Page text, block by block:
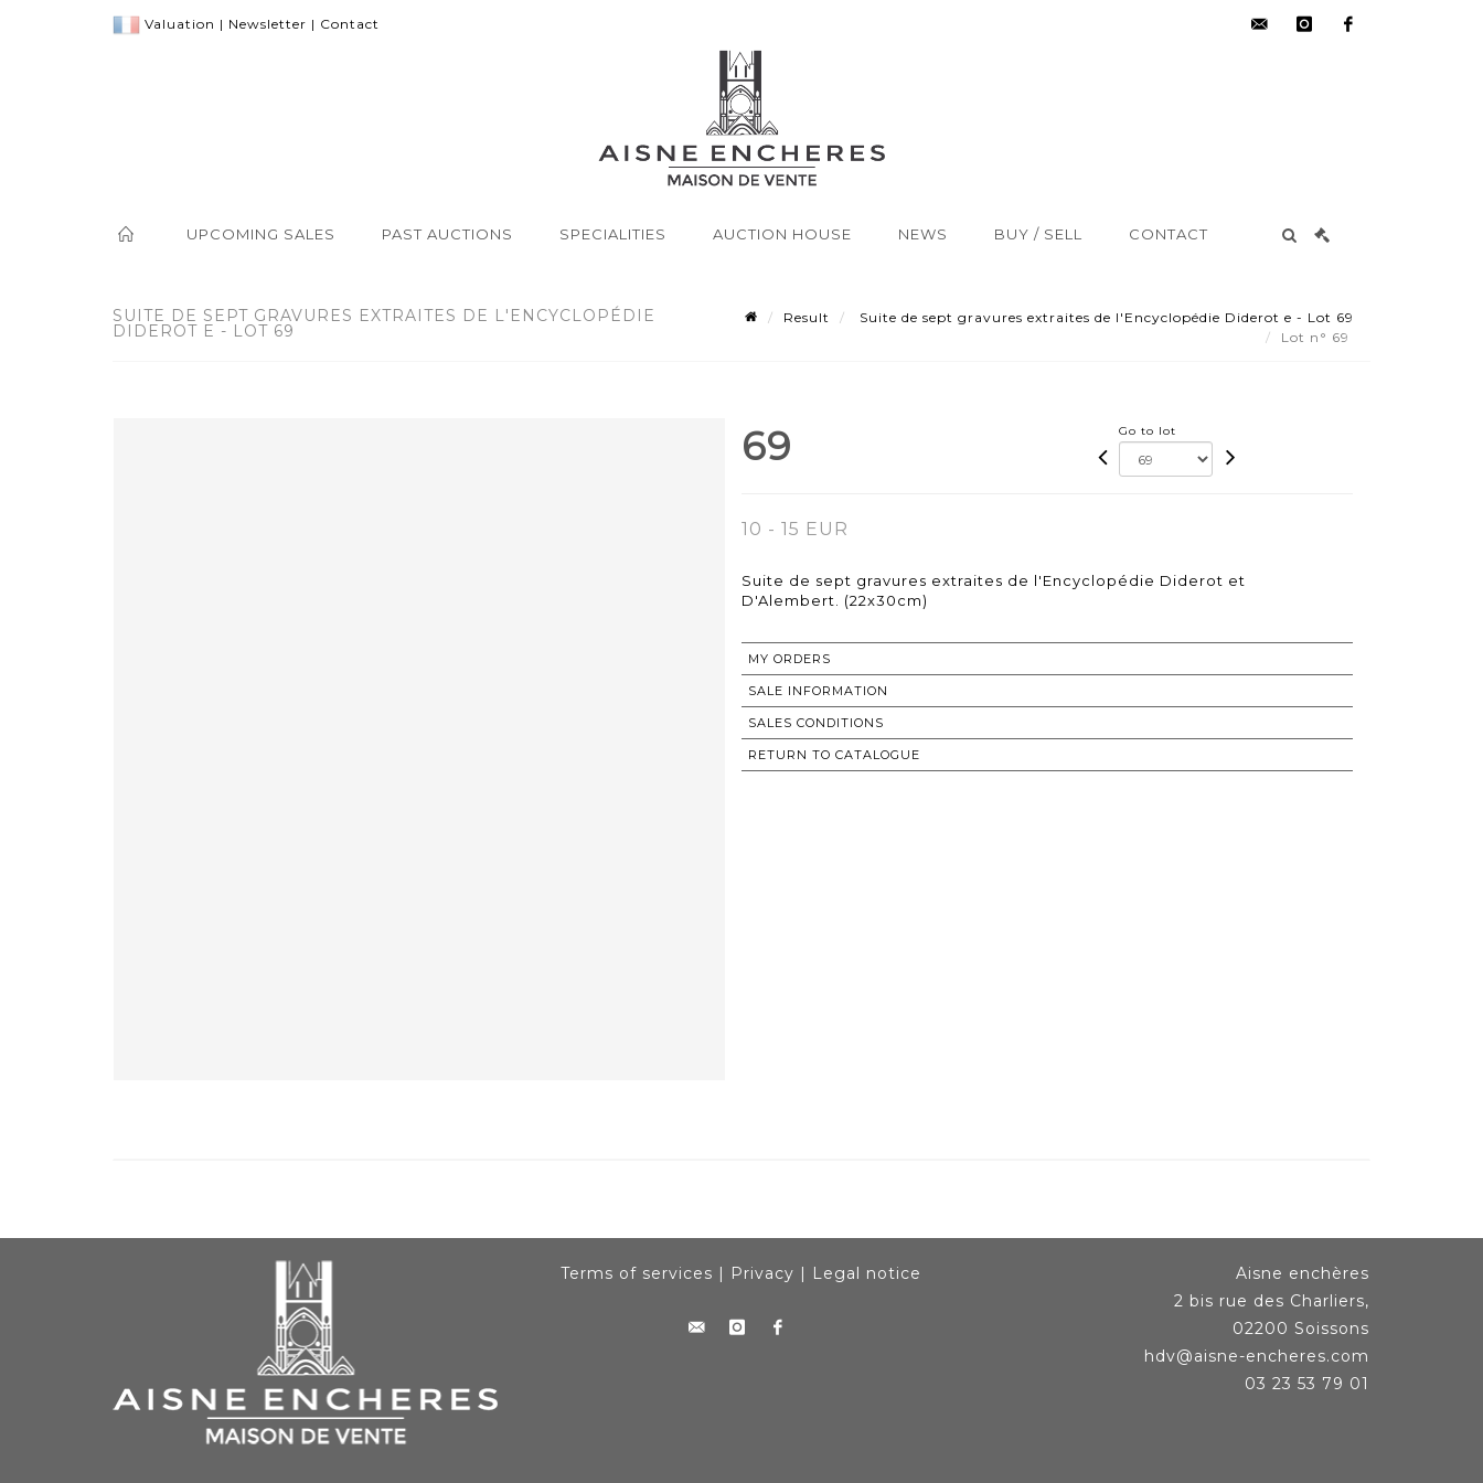
Valuation | Newsletter | Contact
UPCOMING SALES PAST AUCTIONS SPECIALITIES AUCTION HOUSE NEWS BUY / SELL CONTACT
SUITE DE SEPT GRAVURES EXTRAITES DE L'ENCYCLOPÉDIE
DIDEROT E - LOT 69
Result
Suite de sept gravures extraites de l'Encyclopédie Diderot e - Lot 69
Lot n° 69
69 Go to lot
10 - 15 EUR
Suite de sept gravures extraites de l'Encyclopédie Diderot et
D'Alembert. (22x30cm)
MY ORDERS
SALE INFORMATION
SALES CONDITIONS
RETURN TO CATALOGUE
Terms of services | Privacy | Legal notice
Aisne enchères
2 bis rue des Charliers,
02200 Soissons
hdv@aisne-encheres.com
03 23 53 79 01